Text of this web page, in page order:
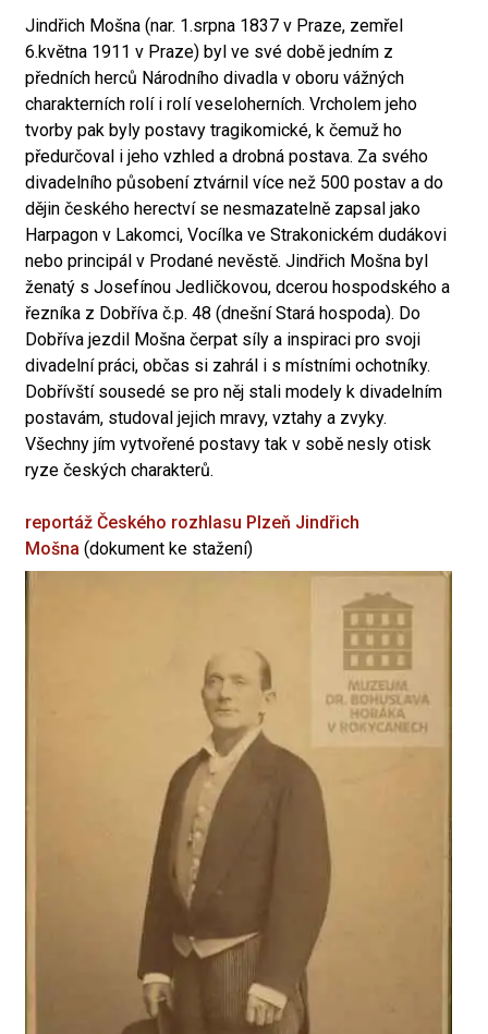
Jindřich Mošna (nar. 1.srpna 1837 v Praze, zemřel
6.května 1911 v Praze) byl ve své době jedním z
předních herců Národního divadla v oboru vážných
charakterních rolí i rolí veseloherních. Vrcholem jeho
tvorby pak byly postavy tragikomické, k čemuž ho
předurčoval i jeho vzhled a drobná postava. Za svého
divadelního působení ztvárnil více než 500 postav a do
dějin českého herectví se nesmazatelně zapsal jako
Harpagon v Lakomci, Vocílka ve Strakonickém dudákovi
nebo principál v Prodané nevěstě. Jindřich Mošna byl
ženatý s Josefínou Jedličkovou, dcerou hospodského a
řezníka z Dobříva č.p. 48 (dnešní Stará hospoda). Do
Dobříva jezdil Mošna čerpat síly a inspiraci pro svoji
divadelní práci, občas si zahrál i s místními ochotníky.
Dobřívští sousedé se pro něj stali modely k divadelním
postavám, studoval jejich mravy, vztahy a zvyky.
Všechny jím vytvořené postavy tak v sobě nesly otisk
ryze českých charakterů.
reportáž Českého rozhlasu Plzeň Jindřich
Mošna (dokument ke stažení)